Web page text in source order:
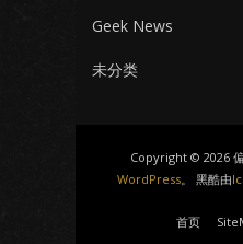
Geek News
未分类
Copyright © 2026
WordPress。 黑酷由
首页